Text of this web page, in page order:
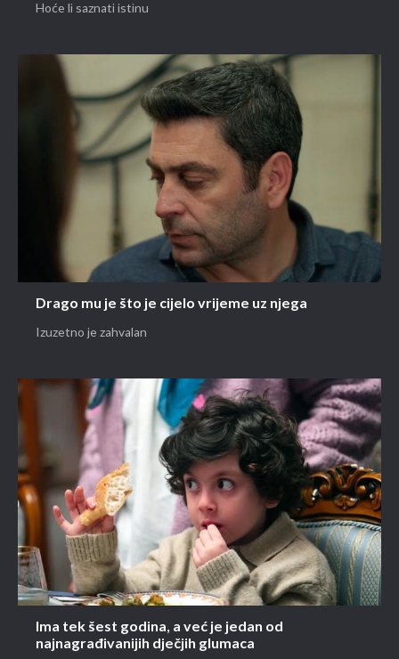
Hoće li saznati istinu
Drago mu je što je cijelo vrijeme uz njega
Izuzetno je zahvalan
Ima tek šest godina, a već je jedan od
najnagrađivanijih dječjih glumaca